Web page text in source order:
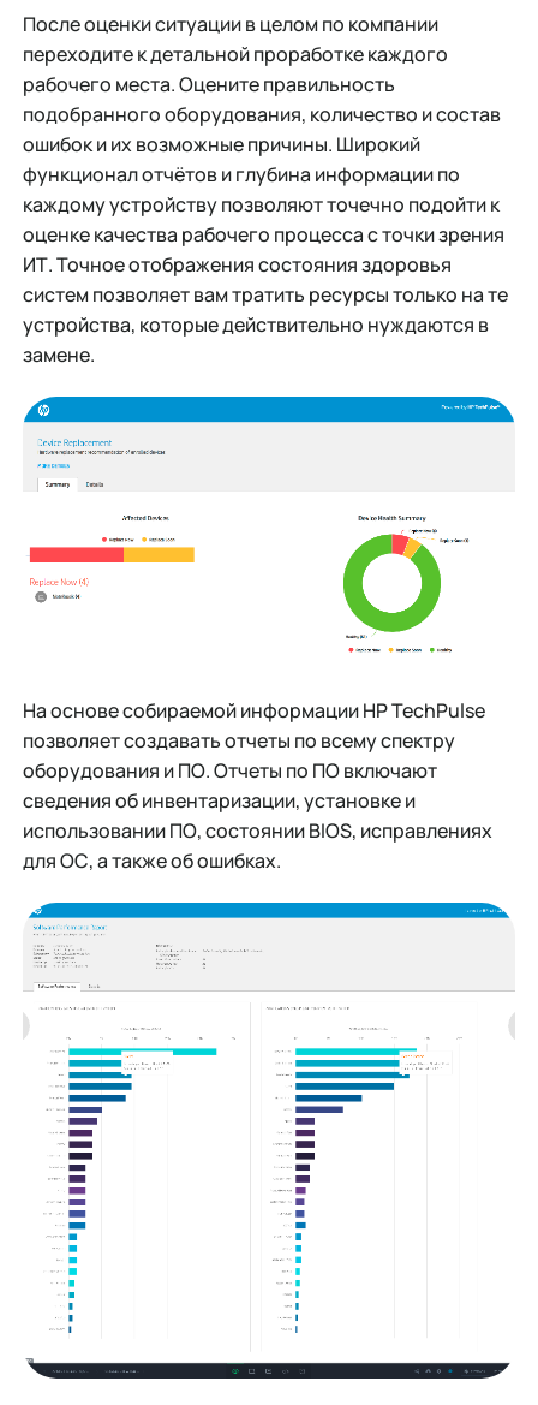
После оценки ситуации в целом по компании
переходите к детальной проработке каждого
рабочего места. Оцените правильность
подобранного оборудования, количество и состав
ошибок и их возможные причины. Широкий
функционал отчётов и глубина информации по
каждому устройству позволяют точечно подойти к
оценке качества рабочего процесса с точки зрения
ИТ. Точное отображения состояния здоровья
систем позволяет вам тратить ресурсы только на те
устройства, которые действительно нуждаются в
замене.
На основе собираемой информации НР TechPulse
позволяет создавать отчеты по всему спектру
оборудования и ПО. Отчеты по ПО включают
сведения об инвентаризации, установке и
использовании ПО, состоянии BIOS, исправлениях
для ОС, а также об ошибках.